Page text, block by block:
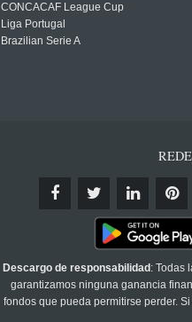
CONCACAF League Cup
Liga Portugal
Brazilian Serie A
Descargo de responsabilidad : Todas
garantizamos ninguna ganancia
fondos que pueda permitirse perder.